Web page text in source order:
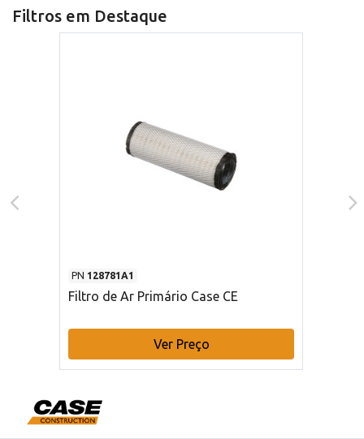
Filtros em Destaque
PN 128781A1
Filtro de Ar Primário Case CE
Ver Preço